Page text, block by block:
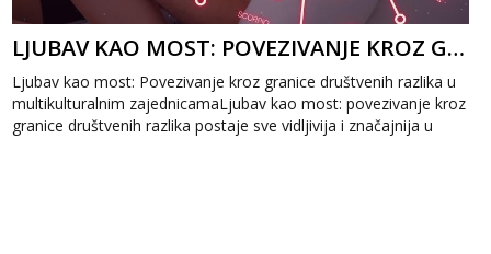
LJUBAV KAO MOST: POVEZIVANJE KROZ GRANICE DRUŠTVENIH RAZLIKA
Ljubav kao most: Povezivanje kroz granice društvenih razlika u
multikulturalnim zajednicamaLjubav kao most: povezivanje kroz
granice društvenih razlika postaje sve vidljivija i značajnija u